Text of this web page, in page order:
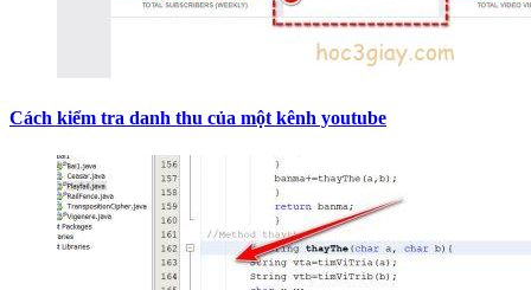
Cách kiểm tra danh thu của một kênh youtube